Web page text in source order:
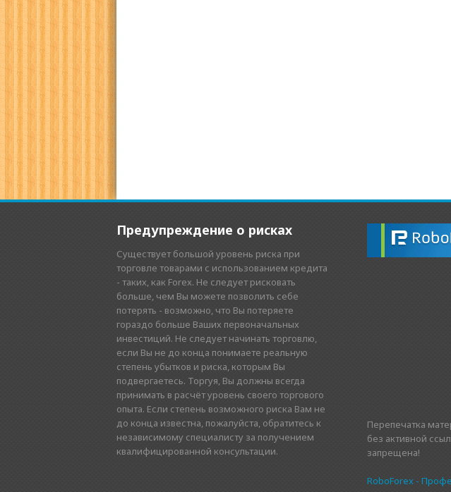
Предупреждение о рисках
Существует большой уровень риска при
торговле товарами с использованием кредита
- таких, как Forex. Не следует рисковать
больше, чем Вы можете позволить себе
потерять - возможно, что Вы потеряете
гораздо больше Ваших первоначальных
инвестиций. Не следует начинать торговлю,
если Вы не до конца понимаете реальную
степень убытков и риска, которым Вы
подвергаетесь. Торгуя, Вы должны всегда
принимать в расчёт уровень своего торгового
опыта. Если степень возможного риска Вам не
до конца известна, пожалуйста, обратитесь к
независимому специалисту за получением
квалифицированной консультации.
Перепечатка
без активной
запрещена!
RoboForex -